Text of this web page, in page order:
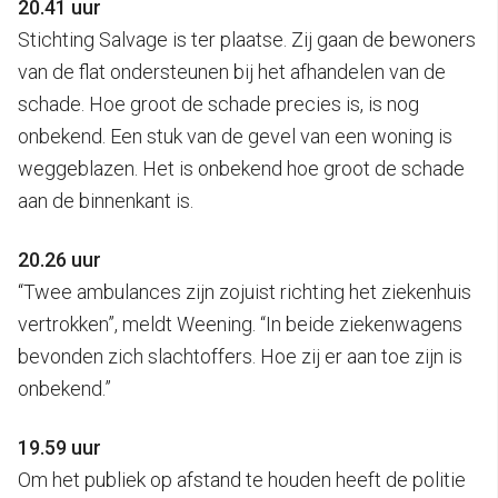
20.41 uur
Stichting Salvage is ter plaatse. Zij gaan de bewoners
van de flat ondersteunen bij het afhandelen van de
schade. Hoe groot de schade precies is, is nog
onbekend. Een stuk van de gevel van een woning is
weggeblazen. Het is onbekend hoe groot de schade
aan de binnenkant is.
20.26 uur
“Twee ambulances zijn zojuist richting het ziekenhuis
vertrokken”, meldt Weening. “In beide ziekenwagens
bevonden zich slachtoffers. Hoe zij er aan toe zijn is
onbekend.”
19.59 uur
Om het publiek op afstand te houden heeft de politie